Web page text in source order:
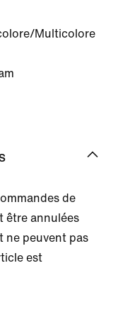
Multicolore
de
être annulées
ne peuvent pas
est